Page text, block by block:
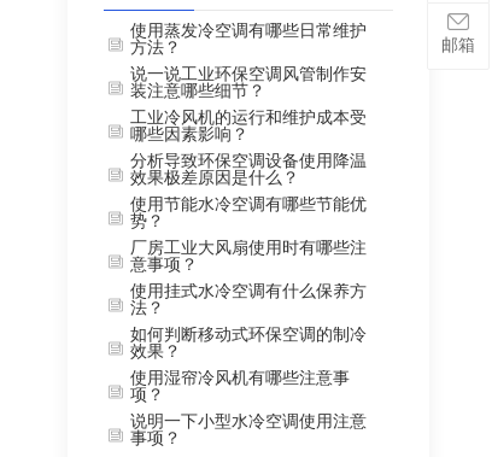
使用蒸发冷空调有哪些日常维护
方法？
说一说工业环保空调风管制作安
装注意哪些细节？
工业冷风机的运行和维护成本受
哪些因素影响？
分析导致环保空调设备使用降温
效果极差原因是什么？
使用节能水冷空调有哪些节能优
势？
厂房工业大风扇使用时有哪些注
意事项？
使用挂式水冷空调有什么保养方
法？
如何判断移动式环保空调的制冷
效果？
使用湿帘冷风机有哪些注意事
项？
说明一下小型水冷空调使用注意
事项？
邮箱